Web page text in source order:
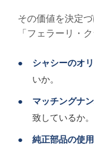
その価値を決定
「フェラーリ・
● シャシーのオ
いか。
●
マッチングナ
致しているか。
●
純正部品の使用